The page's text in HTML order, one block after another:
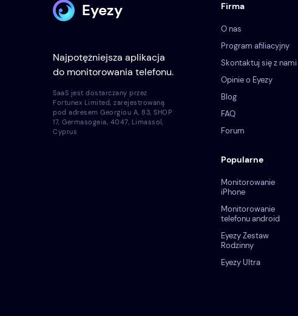
Eyezy
Najpotężniejsza aplikacja
do monitorowania telefonu.
Firma
O nas
Program afiliacyjny
Skontaktuj się z nami
Opinie o Eyezy
Blog
FAQ
Forum
Popularne
Monitorowanie
iPhone
Monitorowanie
telefonu android
Eyezy Zestaw
Rodzinny
Eyezy Ultra
SaaS jest dostarczany przez
Fortunex Limited, zarejestrowaną
pod adresem Georgiou A, 83, SHOP
17, Germasogeia, 4047, Limassol,
Cyprus